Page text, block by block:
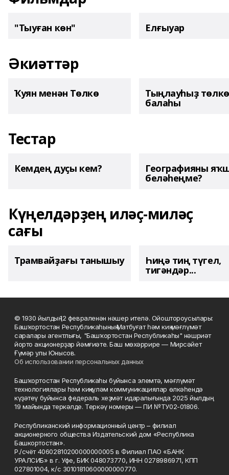
"Тыуған көн" Елғыуар
Әкиәттәр
Ҡуян менән Төлкө Тыңлауһыҙ төлкө
балаһы
Тестар
Кемдең дуҫы кем? Географияны
беләһеңме?
Күңелдәрҙең иләҫ-миләҫ
сағы
Трамвайҙағы танышыу Һиңә тиң түгел,
тигәндәр...
© 1930 йылдың 12 февраленән нәшер ителә. Ойоштороусылары:
Башҡортостан Республикаһының Матбуғат һәм киң мәғлүмәт
саралары агентлығы, "Башҡортостан Республикаһы" нәшриәт
йорто акционерҙар йәмғиәте. Баш мөхәррире — Мирсәйет
Ғүмәр улы Юнысов.
Об использовании персональных данных
Башҡортостан Республикаһы буйынса элемтә, мәғлүмәт
технологиялары һәм киңкүләм коммуникациялар өлкәһендә
күҙәтеү буйынса федераль хеҙмәт идаралығында 2025 йылдың
19 майында теркәлде. Теркәү номеры — ПИ №ТУ02-01806.
Республиканский информационный центр – филиал
акционерного общества Издательский дом «Республика
Башкортостан».
Р./счёт 40602810200000000005 в Филиал ПАО «БАНК
УРАЛСИБ» в г. Уфе, БИК 048073770, ИНН 0278986971, КПП
027801004, к/с 30101810600000000770.